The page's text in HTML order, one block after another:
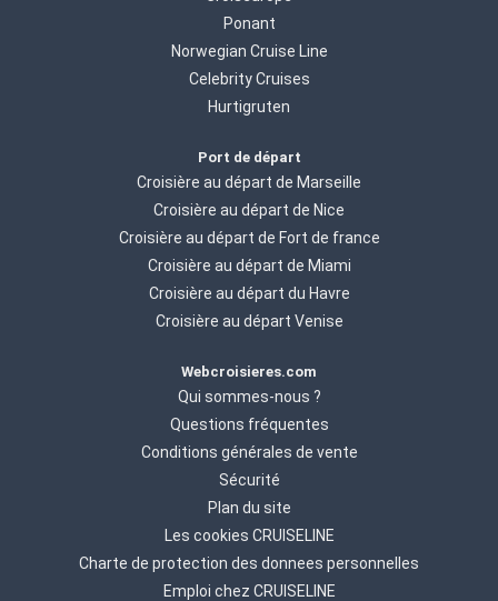
Ponant
Norwegian Cruise Line
Celebrity Cruises
Hurtigruten
Port de départ
Croisière au départ de Marseille
Croisière au départ de Nice
Croisière au départ de Fort de france
Croisière au départ de Miami
Croisière au départ du Havre
Croisière au départ Venise
Webcroisieres.com
Qui sommes-nous ?
Questions fréquentes
Conditions générales de vente
Sécurité
Plan du site
Les cookies CRUISELINE
Charte de protection des donnees personnelles
Emploi chez CRUISELINE